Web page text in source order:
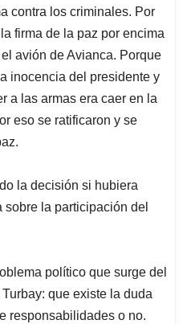
contra los criminales. Por
firma de la paz por encima
avión de Avianca. Porque
inocencia del presidente y
a las armas era caer en la
eso se ratificaron y se
la decisión si hubiera
la participación del
político que surge del
que existe la duda
responsabilidades o no.